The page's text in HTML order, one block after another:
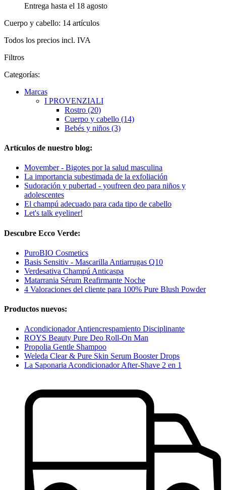
Entrega hasta el 18 agosto
Cuerpo y cabello: 14 artículos
Todos los precios incl. IVA
Filtros
Categorías:
Marcas
I PROVENZIALI
Rostro (20)
Cuerpo y cabello (14)
Bebés y niños (3)
Artículos de nuestro blog:
Movember - Bigotes por la salud masculina
La importancia subestimada de la exfoliación
Sudoración y pubertad - youfreen deo para niños y
adolescentes
El champú adecuado para cada tipo de cabello
Let's talk eyeliner!
Descubre Ecco Verde:
PuroBIO Cosmetics
Basis Sensitiv - Mascarilla Antiarrugas Q10
Verdesativa Champú Anticaspa
Matarrania Sérum Reafirmante Noche
4 Valoraciones del cliente para 100% Pure Blush Powder
Productos nuevos:
Acondicionador Antiencrespamiento Disciplinante
ROYS Beauty Pure Deo Roll-On Man
Propolia Gentle Shampoo
Weleda Clear & Pure Skin Serum Booster Drops
La Saponaria Acondicionador After-Shave 2 en 1